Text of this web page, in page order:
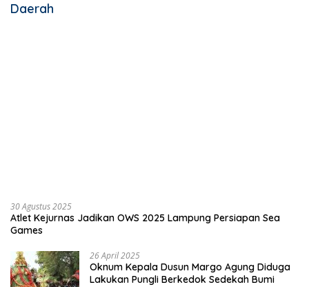
Daerah
30 Agustus 2025
Atlet Kejurnas Jadikan OWS 2025 Lampung Persiapan Sea
Games
26 April 2025
Oknum Kepala Dusun Margo Agung Diduga
Lakukan Pungli Berkedok Sedekah Bumi